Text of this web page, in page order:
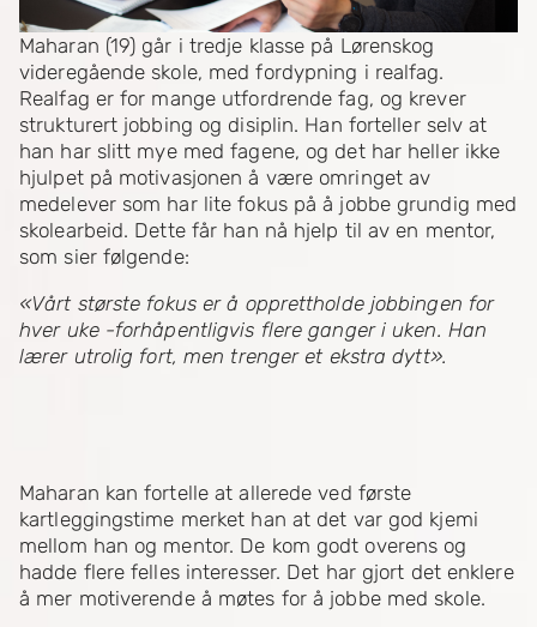
Maharan (19) går i tredje klasse på Lørenskog
videregående skole, med fordypning i realfag.
Realfag er for mange utfordrende fag, og krever
strukturert jobbing og disiplin. Han forteller selv at
han har slitt mye med fagene, og det har heller ikke
hjulpet på motivasjonen å være omringet av
medelever som har lite fokus på å jobbe grundig med
skolearbeid. Dette får han nå hjelp til av en mentor,
som sier følgende:
«Vårt største fokus er å opprettholde jobbingen for
hver uke -forhåpentligvis flere ganger i uken. Han
lærer utrolig fort, men trenger et ekstra dytt».
Maharan kan fortelle at allerede ved første
kartleggingstime merket han at det var god kjemi
mellom han og mentor. De kom godt overens og
hadde flere felles interesser. Det har gjort det enklere
å mer motiverende å møtes for å jobbe med skole.